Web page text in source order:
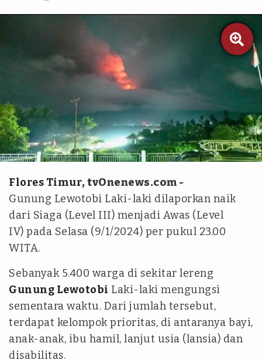

Dok Antara
Flores Timur, tvOnenews.com -
Gunung Lewotobi Laki-laki dilaporkan naik
dari Siaga (Level III) menjadi Awas (Level
IV) pada Selasa (9/1/2024) per pukul 23.00
WITA.
Sebanyak 5.400 warga di sekitar lereng
Gunung Lewotobi Laki-laki mengungsi
sementara waktu. Dari jumlah tersebut,
terdapat kelompok prioritas, di antaranya bayi,
anak-anak, ibu hamil, lanjut usia (lansia) dan
disabilitas.